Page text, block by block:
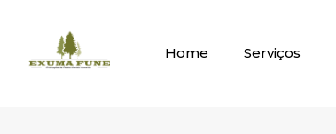
Home Serviços